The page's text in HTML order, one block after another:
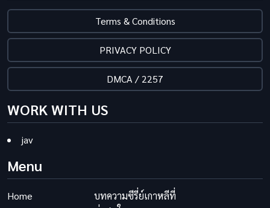
Terms & Conditions
PRIVACY POLICY
DMCA / 2257
WORK WITH US
jav
Menu
Home
บทความซีรี่ย์เกาหลีที่